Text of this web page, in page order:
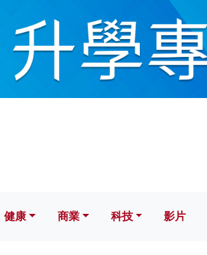
科技 影片
健康 商業 科技 影片